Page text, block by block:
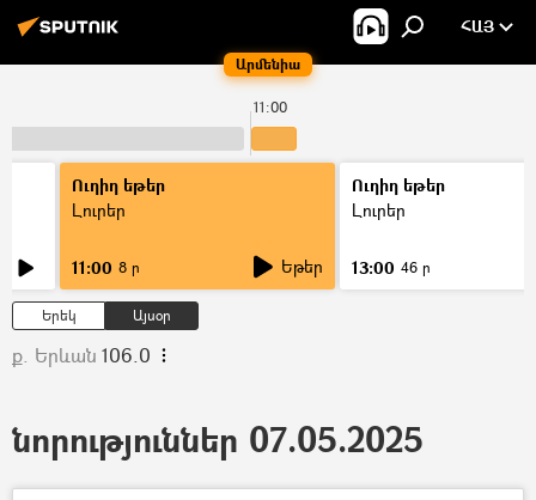
Արմենիա
ՀԱՅ
11:00
Ուղիղ եթեր
Լուրեր
11:00 8 ր Եթեր
Ուղիղ եթեր
Լուրեր
13:00 46 ր
Երեկ Այսօր
ք. Երևան 106.0
նորություններ 07.05.2025